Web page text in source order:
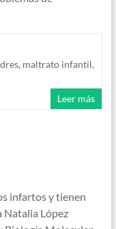
, maltrato infantil,
Leer más
infartos y tienen
Natalia López